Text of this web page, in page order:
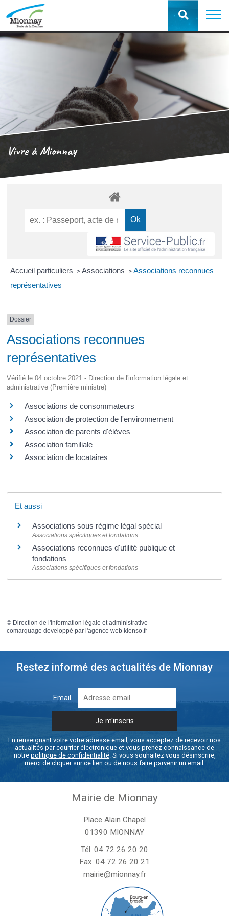
Vivre à Mionnay
Accueil particuliers > Associations > Associations reconnues
représentatives
Dossier
Associations reconnues
représentatives
Vérifié le 04 octobre 2021 - Direction de l'information légale et
administrative (Première ministre)
Associations de consommateurs
Association de protection de l'environnement
Association de parents d'élèves
Association familiale
Association de locataires
Et aussi
Associations sous régime légal spécial
Associations spécifiques et fondations
Associations reconnues d'utilité publique et
fondations
Associations spécifiques et fondations
© Direction de l'information légale et administrative
comarquage developpé par l'agence web kienso.fr
Restez informé des actualités de Mionnay
Email
En renseignant votre votre adresse email, vous acceptez de recevoir nos
actualités par courrier électronique et vous prenez connaissance de
notre politique de confidentialité. Si vous souhaitez vous désinscrire,
merci de cliquer surce lien ou de nous faire parvenir un email.
Mairie de Mionnay
Place Alain Chapel
01390 MIONNAY
Tél. 04 72 26 20 20
Fax. 04 72 26 20 21
mairie@mionnay.fr